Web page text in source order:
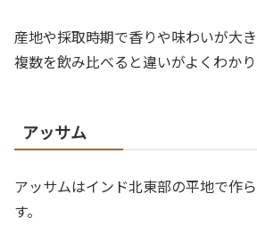
産地や採取時期で香りや味わいが大
複数を飲み比べると違いがよくわかり
アッサム
アッサムはインド北東部の平地で作
す。